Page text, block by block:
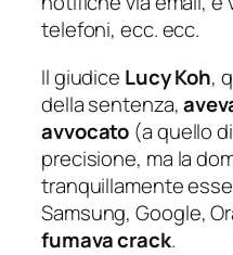
telefoni, ecc. ecc.
Il giudice Lucy Koh,
della sentenza,
avvocato (a quello
precisione, ma la
tranquillamente
Samsung, Google,
fumava crack.